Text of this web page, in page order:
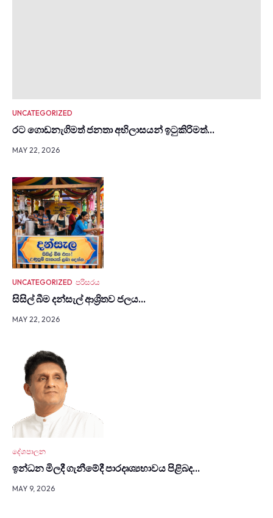
UNCATEGORIZED
රට ගොඩනැගිමත් ජනතා අභිලාසයන් ඉටුකිරිමත්…
MAY 22, 2026
UNCATEGORIZED පරිසරය
සිසිල් බීම දන්සැල් ආශ්‍රිතව ජලය…
MAY 22, 2026
දේශපාලන
ඉන්ධන මිලදී ගැනී­මේදී පාර­දෘ­ශ්‍ය­භා­වය පිළිබද…
MAY 9, 2026